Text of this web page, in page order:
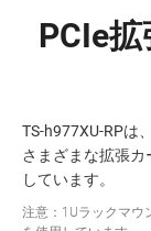
PCIe
TS-h977XU-RPは
さまざまな拡張カ
しています。
注意：1Uラックマウ